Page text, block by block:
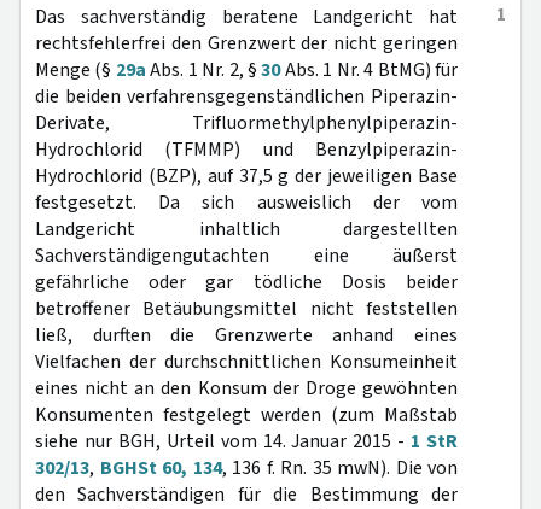
1
Das sachverständig beratene Landgericht hat
rechtsfehlerfrei den Grenzwert der nicht geringen
Menge (§ 29aAbs. 1 Nr. 2, §30Abs. 1 Nr. 4 BtMG) für
die beiden verfahrensgegenständlichen Piperazin-
Derivate, Trifluormethylphenylpiperazin-
Hydrochlorid (TFMMP) und Benzylpiperazin-
Hydrochlorid (BZP), auf 37,5 g der jeweiligen Base
festgesetzt. Da sich ausweislich der vom
Landgericht inhaltlich dargestellten
Sachverständigengutachten eine äußerst
gefährliche oder gar tödliche Dosis beider
betroffener Betäubungsmittel nicht feststellen
ließ, durften die Grenzwerte anhand eines
Vielfachen der durchschnittlichen Konsumeinheit
eines nicht an den Konsum der Droge gewöhnten
Konsumenten festgelegt werden (zum Maßstab
siehe nur BGH, Urteil vom 14. Januar 2015 - 1 StR
302/13, BGHSt 60, 134, 136 f. Rn. 35 mwN). Die von
den Sachverständigen für die Bestimmung der